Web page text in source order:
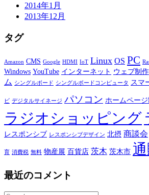
2014年1月
2013年12月
タグ
Amazon CMS Google HDMI IoT Linux OS PC
Windows YouTube インターネット ウェブ制作
ム
シングルボード シングルボードコンピュータ スマ
ビ デジタルサイネージ パソコン ホームペー
ラジオショッピング
レスポンシブ レスポンシブデザイン 北摂 商談会
育 消費税 無料 物産展 百貨店 茨木 茨木市
最近のコメント